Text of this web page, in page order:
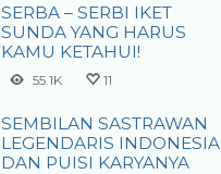
SERBA – SERBI IKET
SUNDA YANG HARUS
KAMU KETAHUI!
55.1K 11
SEMBILAN SASTRAWAN
LEGENDARIS INDONESIA
DAN PUISI KARYANYA